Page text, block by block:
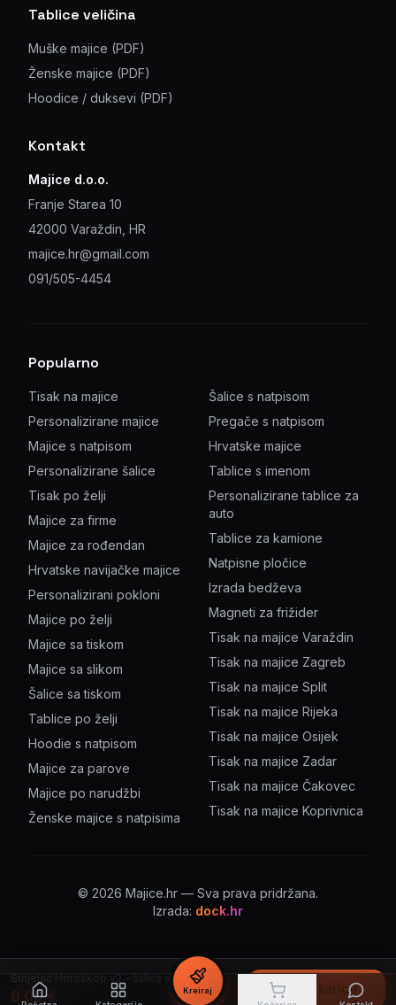
Strijelac Horoskop v2 – šalica s natpisom
6.00€ U košaricu
Tablice veličina
Muške majice (PDF)
Ženske majice (PDF)
Hoodice / duksevi (PDF)
Kontakt
Majice d.o.o.
Franje Starea 10
42000 Varaždin, HR
majice.hr@gmail.com
091/505-4454
Popularno
Tisak na majice
Personalizirane majice
Majice s natpisom
Personalizirane šalice
Tisak po želji
Majice za firme
Majice za rođendan
Hrvatske navijačke majice
Personalizirani pokloni
Majice po želji
Majice sa tiskom
Majice sa slikom
Šalice sa tiskom
Tablice po želji
Hoodie s natpisom
Majice za parove
Majice po narudžbi
Ženske majice s natpisima
Šalice s natpisom
Pregače s natpisom
Hrvatske majice
Tablice s imenom
Personalizirane tablice za
auto
Tablice za kamione
Natpisne pločice
Izrada bedževa
Magneti za frižider
Tisak na majice Varaždin
Tisak na majice Zagreb
Tisak na majice Split
Tisak na majice Rijeka
Tisak na majice Osijek
Tisak na majice Zadar
Tisak na majice Čakovec
Tisak na majice Koprivnica
© 2026 Majice.hr — Sva prava pridržana.
Izrada: dock.hr
Kreiraj